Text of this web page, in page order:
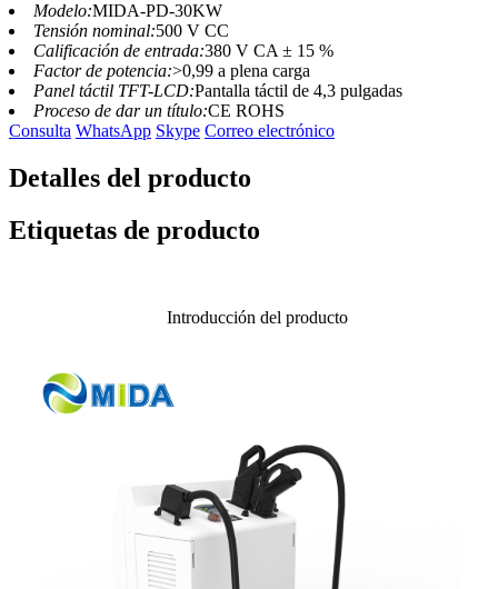
Modelo:MIDA-PD-30KW
Tensión nominal:500 V CC
Calificación de entrada:380 V CA ± 15 %
Factor de potencia:>0,99 a plena carga
Panel táctil TFT-LCD:Pantalla táctil de 4,3 pulgadas
Proceso de dar un título:CE ROHS
Consulta WhatsApp Skype Correo electrónico
Detalles del producto
Etiquetas de producto
Introducción del producto